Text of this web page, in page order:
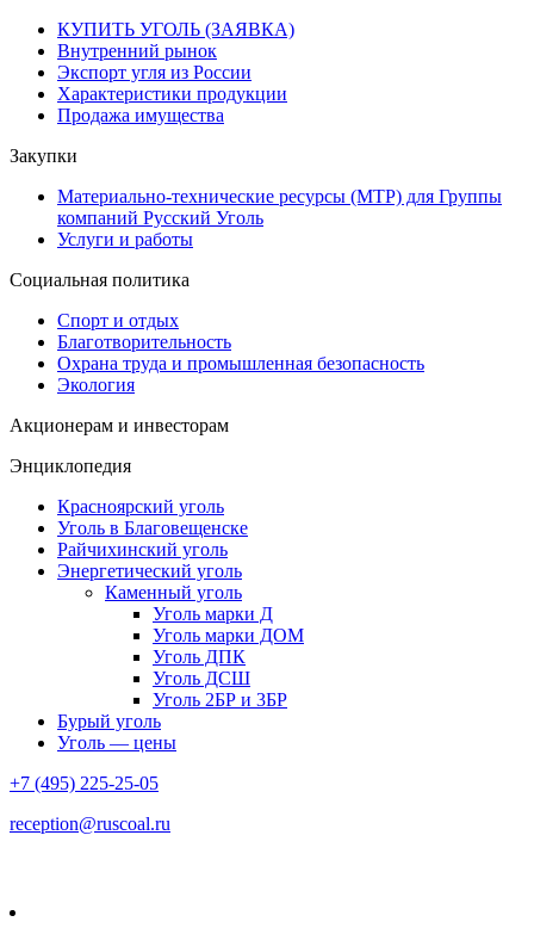
КУПИТЬ УГОЛЬ (ЗАЯВКА)
Внутренний рынок
Экспорт угля из России
Характеристики продукции
Продажа имущества
Закупки
Материально-технические ресурсы (МТР) для Группы
компаний Русский Уголь
Услуги и работы
Социальная политика
Спорт и отдых
Благотворительность
Охрана труда и промышленная безопасность
Экология
Акционерам и инвесторам
Энциклопедия
Красноярский уголь
Уголь в Благовещенске
Райчихинский уголь
Энергетический уголь
Каменный уголь
Уголь марки Д
Уголь марки ДОМ
Уголь ДПК
Уголь ДСШ
Уголь 2БР и 3БР
Бурый уголь
Уголь — цены
+7 (495) 225-25-05
reception@ruscoal.ru